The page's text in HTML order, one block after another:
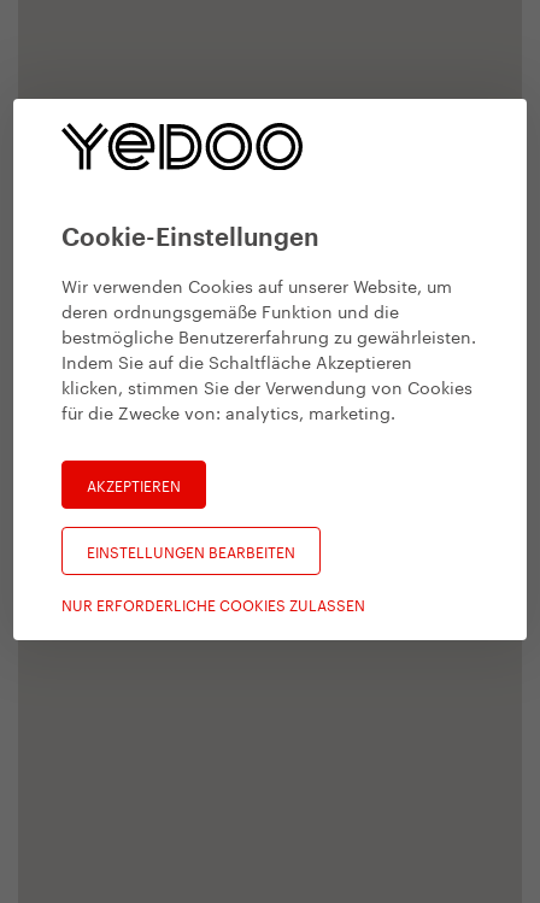
Cookie-Einstellungen
Wir verwenden Cookies auf unserer Website, um
deren ordnungsgemäße Funktion und die
bestmögliche Benutzererfahrung zu gewährleisten.
Indem Sie auf die Schaltfläche Akzeptieren
klicken, stimmen Sie der Verwendung von Cookies
für die Zwecke von:analytics, marketing.
AKZEPTIEREN
EINSTELLUNGEN BEARBEITEN
NUR ERFORDERLICHE COOKIES ZULASSEN